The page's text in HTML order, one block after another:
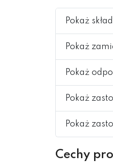
Pokaż
Pokaż
Pokaż
Pokaż
Pokaż
Cechy